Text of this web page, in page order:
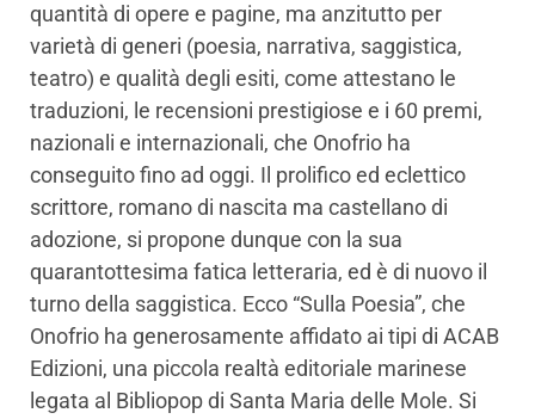
quantità di opere e pagine, ma anzitutto per
varietà di generi (poesia, narrativa, saggistica,
teatro) e qualità degli esiti, come attestano le
traduzioni, le recensioni prestigiose e i 60 premi,
nazionali e internazionali, che Onofrio ha
conseguito fino ad oggi. Il prolifico ed eclettico
scrittore, romano di nascita ma castellano di
adozione, si propone dunque con la sua
quarantottesima fatica letteraria, ed è di nuovo il
turno della saggistica. Ecco “Sulla Poesia”, che
Onofrio ha generosamente affidato ai tipi di ACAB
Edizioni, una piccola realtà editoriale marinese
legata al Bibliopop di Santa Maria delle Mole. Si